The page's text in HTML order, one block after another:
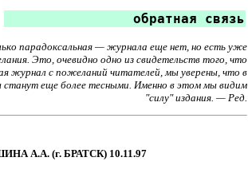
обратная связь
парадоксальная — журнала еще нет, но есть уже
Это, очевидно одно из свидетельств того, что
журнал с пожеланий читателей, мы уверены, что в
еще более тесными. Именно в этом мы видим
"силу" издания. — Ред.
А.А. (г. БРАТСК) 10.11.97